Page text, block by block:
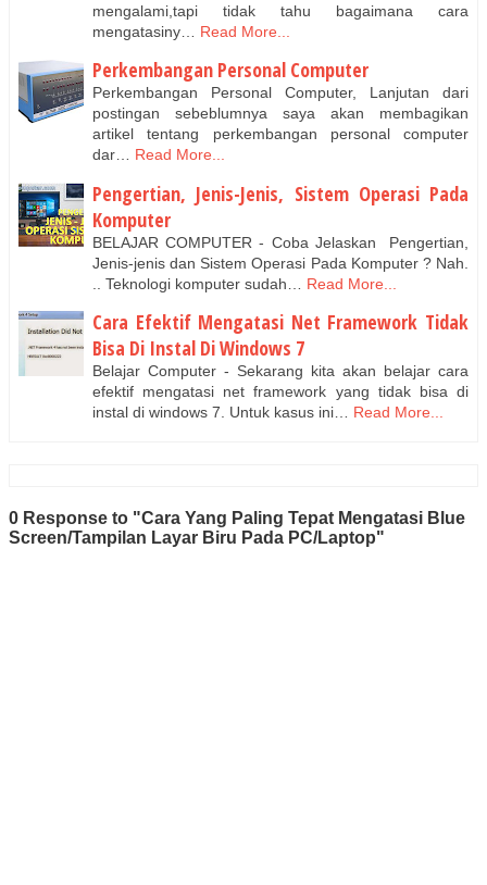
mengalami,tapi tidak tahu bagaimana cara
mengatasiny…
Read More...
Perkembangan Personal Computer
Perkembangan Personal Computer, Lanjutan dari
postingan sebeblumnya saya akan membagikan
artikel tentang perkembangan personal computer
dar… Read More...
Pengertian, Jenis-Jenis, Sistem Operasi Pada
Komputer
BELAJAR COMPUTER - Coba Jelaskan Pengertian,
Jenis-jenis dan Sistem Operasi Pada Komputer ? Nah.
.. Teknologi komputer sudah…
Read More...
Cara Efektif Mengatasi Net Framework Tidak
Bisa Di Instal Di Windows 7
Belajar Computer - Sekarang kita akan belajar cara
efektif mengatasi net framework yang tidak bisa di
instal di windows 7. Untuk kasus ini… Read More...
0 Response to "Cara Yang Paling Tepat Mengatasi Blue
Screen/Tampilan Layar Biru Pada PC/Laptop"